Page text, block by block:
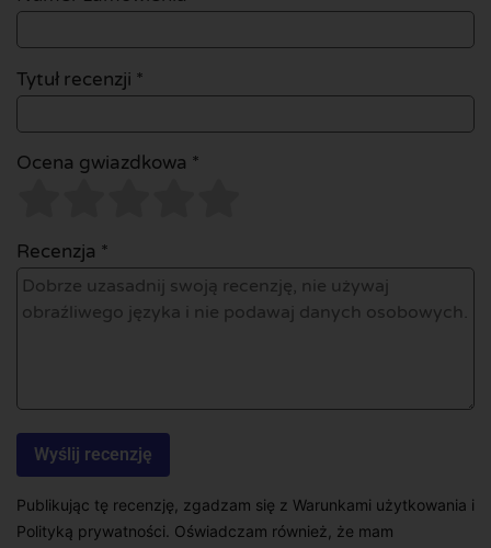
Tytuł recenzji *
Ocena gwiazdkowa *
Recenzja *
Publikując tę recenzję, zgadzam się z Warunkami użytkowania i
Polityką prywatności. Oświadczam również, że mam